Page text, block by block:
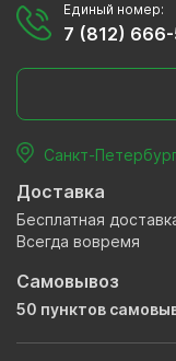
Единый номер:
7 (812)
Санкт-
Доставка
Бесплатная
Всегда вовремя
Самовывоз
50 пунктов